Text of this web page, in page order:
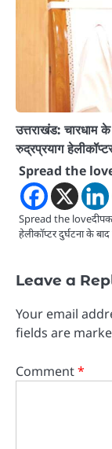
उत्तराखंड: चारधाम
रुद्रप्रयाग
Spread the
Spread the loveदीपक
हेलीकॉप्टर दुर्घटना के
Leave a
Your email
fields are
Comment*